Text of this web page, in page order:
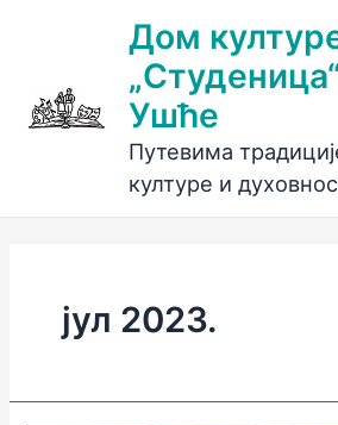
Дом
Ушће
Путевима
културе и
јул 2023.